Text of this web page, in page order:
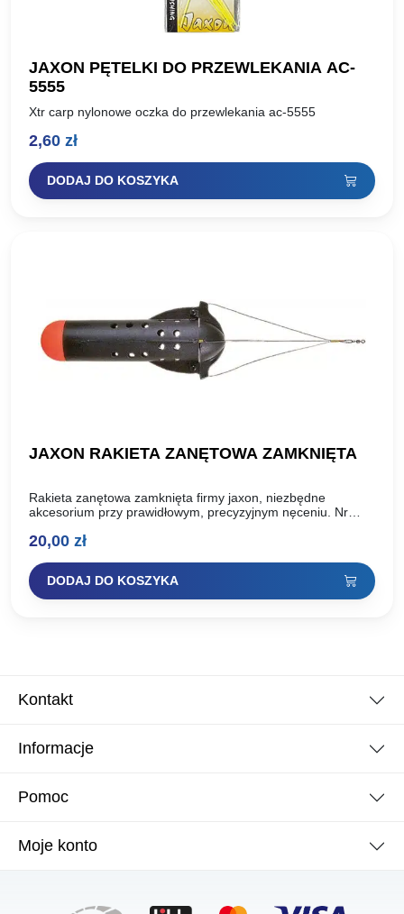
JAXON PĘTELKI DO PRZEWLEKANIA AC-
5555
Xtr carp nylonowe oczka do przewlekania ac-5555
2,60 zł
DODAJ DO KOSZYKA
JAXON RAKIETA ZANĘTOWA ZAMKNIĘTA
Rakieta zanętowa zamknięta firmy jaxon, niezbędne
akcesorium przy prawidłowym, precyzyjnym nęceniu. Nr
20,00 zł
DODAJ DO KOSZYKA
Kontakt
Informacje
Pomoc
Moje konto